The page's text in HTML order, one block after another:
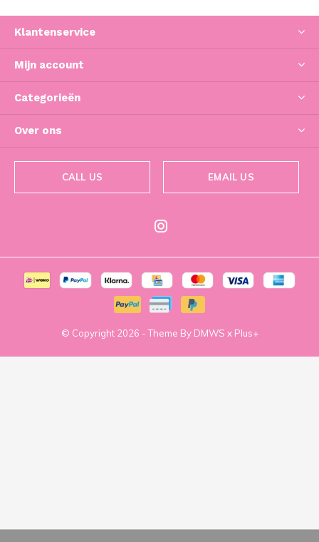
Klantenservice
Mijn account
Categorieën
Over ons
CALL US EMAIL US
© Copyright 2026 - Theme By DMWS x Plus+